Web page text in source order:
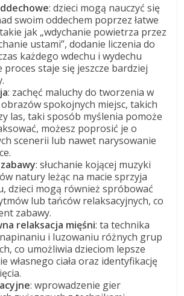
: dzieci mogą nauczyć się
swoim oddechem poprzez łatwe
jak „wdychanie powietrza przez
ustami”, dodanie liczenia do
każdego wdechu i wydechu
proces staje się jeszcze bardziej
: zachęć maluchy do tworzenia w
spokojnych miejsc, takich
las, taki sposób myślenia pomoże
możesz poprosić je o
scenerii lub nawet narysowanie
: słuchanie kojącej muzyki
natury leżąc na macie sprzyja
dzieci mogą również spróbować
lub tańców relaksacyjnych, co
zabawy.
relaksacja mięśni: ta technika
i luzowaniu różnych grup
co umożliwia dzieciom lepsze
własnego ciała oraz identyfikację
: wprowadzenie gier